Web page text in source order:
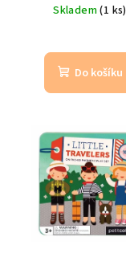
Skladem(1 ks)
Do košíku